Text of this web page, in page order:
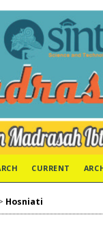
CURRENT
Hosniati